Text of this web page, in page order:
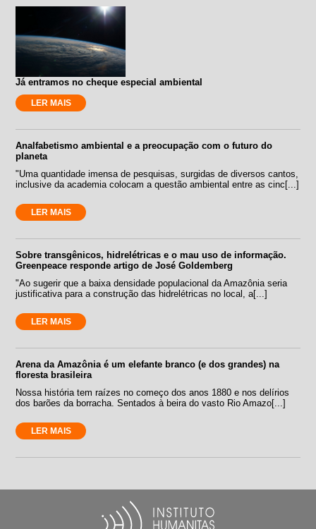
Já entramos no cheque especial ambiental
LER MAIS
Analfabetismo ambiental e a preocupação com o futuro do
planeta
"Uma quantidade imensa de pesquisas, surgidas de diversos cantos,
inclusive da academia colocam a questão ambiental entre as cinc[...]
LER MAIS
Sobre transgênicos, hidrelétricas e o mau uso de informação.
Greenpeace responde artigo de José Goldemberg
"Ao sugerir que a baixa densidade populacional da Amazônia seria
justificativa para a construção das hidrelétricas no local, a[...]
LER MAIS
Arena da Amazônia é um elefante branco (e dos grandes) na
floresta brasileira
Nossa história tem raízes no começo dos anos 1880 e nos delírios
dos barões da borracha. Sentados à beira do vasto Rio Amazo[...]
LER MAIS